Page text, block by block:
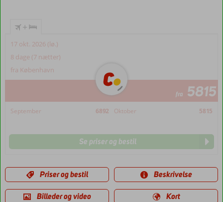
+
17 okt. 2026 (lø.)
8 dage (7 nætter)
fra København
fra 5815
September 6892 Oktober 5815
Se priser og bestil
Priser og bestil Beskrivelse
Billeder og video Kort